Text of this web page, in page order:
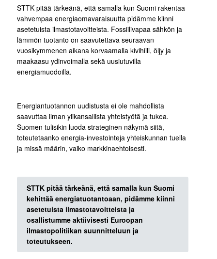
STTK pitää tärkeänä, että samalla kun Suomi rakentaa
vahvempaa energiaomavaraisuutta pidämme kiinni
asetetuista ilmastotavoitteista. Fossiilivapaa sähkön ja
lämmön tuotanto on saavutettava seuraavan
vuosikymmenen aikana korvaamalla kivihiili, öljy ja
maakaasu ydinvoimalla sekä uusiutuvilla
energiamuodoilla.
Energiantuotannon uudistusta ei ole mahdollista
saavuttaa ilman ylikansallista yhteistyötä ja tukea.
Suomen tulisikin luoda strateginen näkymä siitä,
toteutetaanko energia-investointeja yhteiskunnan tuella
ja missä määrin, vaiko markkinaehtoisesti.
STTK pitää tärkeänä, että samalla kun Suomi
kehittää energiatuotantoaan, pidämme kiinni
asetetuista ilmastotavoitteista ja
osallistumme aktiivisesti Euroopan
ilmastopolitiikan suunnitteluun ja
toteutukseen.